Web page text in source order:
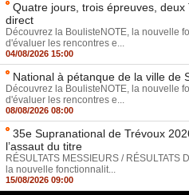
Quatre jours, trois épreuves,
direct
Découvrez la BoulisteNOTE, la nouvelle
d'évaluer les rencontres e...
04/08/2026 15:00
National à pétanque de la ville de
Découvrez la BoulisteNOTE, la nouvelle
d'évaluer les rencontres e...
08/08/2026 08:00
35e Supranational de Trévoux
l’assaut du titre
RÉSULTATS MESSIEURS /
la nouvelle fonctionnalit...
15/08/2026 09:00